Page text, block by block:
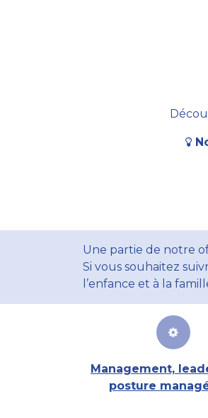
Une partie de notre
Si vous souhaitez
l’enfance et à la
Management,
posture